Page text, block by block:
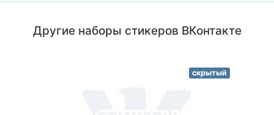
Другие наборы стикеров ВКонтакте
скрытый